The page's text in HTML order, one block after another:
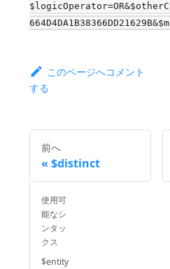
このページへコメント
する
前へ
$distinct
使用可
能なシ
ンタッ
クス
$entity